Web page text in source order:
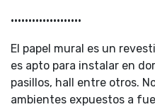
••••••••••••••••••••
El papel mural es un
es apto para instalar en
pasillos, hall entre otros.
ambientes expuestos a